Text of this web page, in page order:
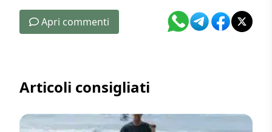
Apri commenti
Articoli consigliati